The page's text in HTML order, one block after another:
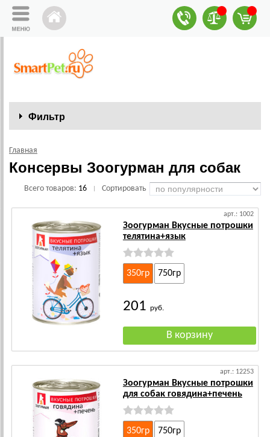
Фильтр
Главная
Консервы Зоогурман для собак
Всего товаров: 16 Сортировать
арт.: 1002
Зоогурман Вкусные потрошки
телятина+язык
350гр 750гр
201 руб.
арт.: 12253
Зоогурман Вкусные потрошки
для собак говядина+печень
350гр 750гр